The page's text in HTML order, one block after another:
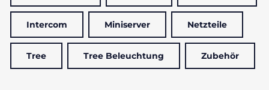
Intercom Miniserver Netzteile
Tree Tree Beleuchtung Zubehör